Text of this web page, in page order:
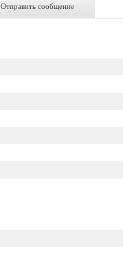
Отправить сообщение